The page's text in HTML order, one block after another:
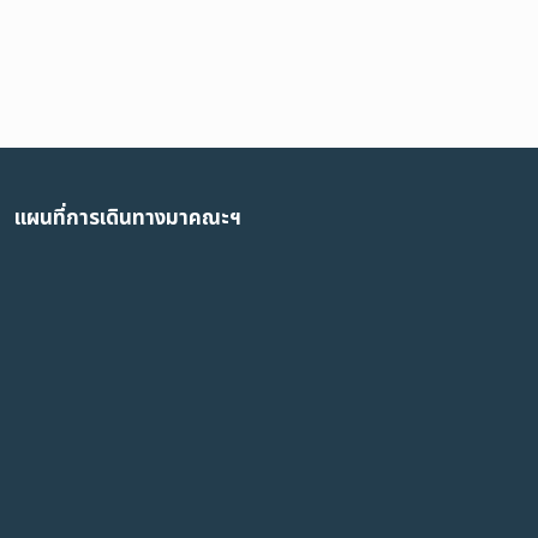
แผนที่การเดินทางมาคณะฯ